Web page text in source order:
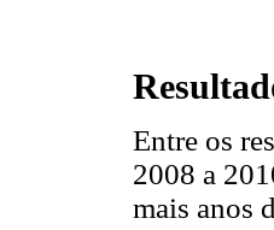
Entre os
2008 a
mais anos